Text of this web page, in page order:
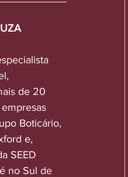
de 20
Boticário,
e,
SEED
no Sul de